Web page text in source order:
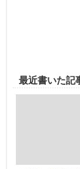
最近書いた記